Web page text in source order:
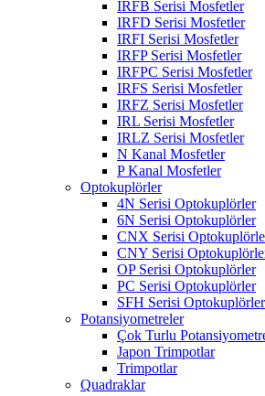
IRFB Serisi Mosfetler
IRFD Serisi Mosfetler
IRFI Serisi Mosfetler
IRFP Serisi Mosfetler
IRFPC Serisi Mosfetler
IRFS Serisi Mosfetler
IRFZ Serisi Mosfetler
IRL Serisi Mosfetler
IRLZ Serisi Mosfetler
N Kanal Mosfetler
P Kanal Mosfetler
Optokuplörler
4N Serisi Optokuplörler
6N Serisi Optokuplörler
CNX Serisi
CNY Serisi
OP Serisi Optokuplörler
PC Serisi Optokuplörler
SFH Serisi Optokuplörler
Potansiyometreler
Çok Turlu
Japon Trimpotlar
Trimpotlar
Quadraklar